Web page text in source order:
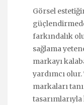
Görsel
farkındalık
sağlama
markayı
yardımcı
markaları